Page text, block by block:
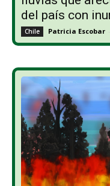
del país con
Chile Patricia Escobar -